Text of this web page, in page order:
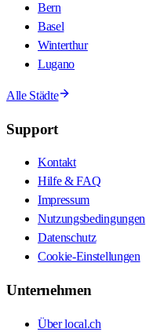
Bern
Basel
Winterthur
Lugano
Alle Städte
Support
Kontakt
Hilfe & FAQ
Impressum
Nutzungsbedingungen
Datenschutz
Cookie-Einstellungen
Unternehmen
Über local.ch